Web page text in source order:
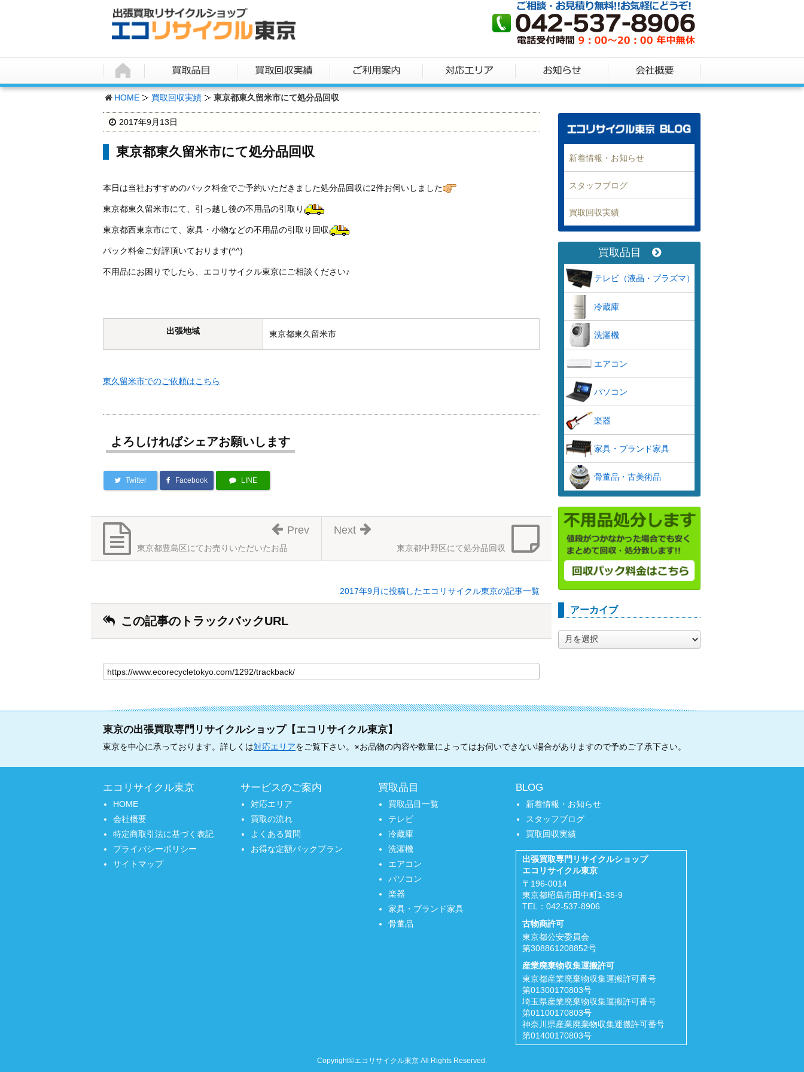
HOME 買取回収実績 東京都東久留米市にて処分品回収
2017年9月13日
東京都東久留米市にて処分品回収
本日は当社おすすめのパック料金でご予約いただきました処分品回収に2件お伺いしました
東京都東久留米市にて、引っ越し後の不用品の引取り
東京都西東京市にて、家具・小物などの不用品の引取り回収
パック料金ご好評頂いております(^^)
不用品にお困りでしたら、エコリサイクル東京にご相談ください♪
出張地域 東京都東久留米市
東久留米市でのご依頼はこちら
よろしければシェアお願いします
Twitter Facebook LINE
東京都中野区にて処分品回収
Next
東京都豊島区にてお売りいただいたお品
Prev
2017年9月に投稿したエコリサイクル東京の記事一覧
この記事のトラックバックURL
新着情報・お知らせ
スタッフブログ
買取回収実績
買取品目
テレビ（液晶・プラズマ）
冷蔵庫
洗濯機
エアコン
パソコン
楽器
家具・ブランド家具
骨董品・古美術品
アーカイブ
ー
東京の出張買取専門リサイクルショップ【エコリサイクル東京】
東京を中心に承っております。詳しくは対応エリアをご覧下さい。※お品物の内容や数量によってはお伺いできない場合がありますので予めご了承下さい。
エコリサイクル東京
HOME
会社概要
特定商取引法に基づく表記
プライバシーポリシー
サイトマップ
サービスのご案内
対応エリア
買取の流れ
よくある質問
お得な定額パックプラン
買取品目
買取品目一覧
テレビ
冷蔵庫
洗濯機
エアコン
パソコン
楽器
家具・ブランド家具
骨董品
BLOG
新着情報・お知らせ
スタッフブログ
買取回収実績
出張買取専門リサイクルショップ
エコリサイクル東京
〒196-0014
東京都昭島市田中町1-35-9
TEL： 042-537-8906
古物商許可
東京都公安委員会
第308861208852号
産業廃棄物収集運搬許可
東京都産業廃棄物収集運搬許可番号
第01300170803号
埼玉県産業廃棄物収集運搬許可番号
第01100170803号
神奈川県産業廃棄物収集運搬許可番号
第01400170803号
Copyright©エコリサイクル東京 All Rights Reserved.